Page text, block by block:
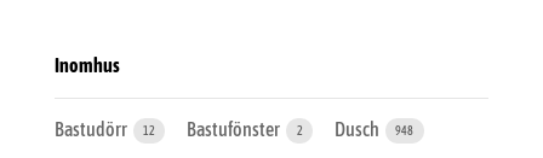
Inomhus
Bastudörr 12 Bastufönster 2 Dusch 948